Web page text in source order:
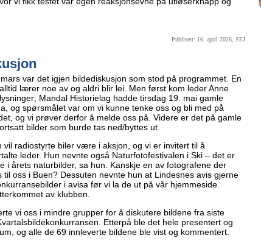
Publisert: 16. april 2026, SEJ
var det igjen bildediskusjon som stod på programmet. En
lærer noe av og aldri blir lei. Men først kom leder Anne
Mandal Historielag hadde tirsdag 19. mai gamle
og spørsmålet var om vi kunne tenke oss og bli med på
og vi prøver derfor å melde oss på. Videre er det på gamle
bilder som burde tas ned/byttes ut.
vil radiostyrte biler være i aksjon, og vi er invitert til å
leder. Hun nevnte også Naturfotofestivalen i Ski – det er
i årets naturbilder, sa hun. Kanskje en av fotografene der
til oss i Buen? Dessuten nevnte hun at Lindesnes avis gjerne
i avisa før vi la de ut på vår hjemmeside.
av klubben.
vi oss i mindre grupper for å diskutere bildene fra siste
Etterpå ble det hele presentert og
og alle de 69 innleverte bildene ble vist og kommentert.